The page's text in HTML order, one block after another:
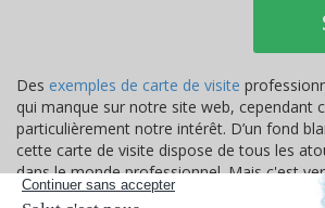
Des exemples de carte de visite
qui manque sur notre site web, cependant
particulièrement notre intérêt. D’un fond
cette carte de visite dispose de tous les
dans le monde professionnel. Mais c'est
que le regard est naturellement attiré, là où